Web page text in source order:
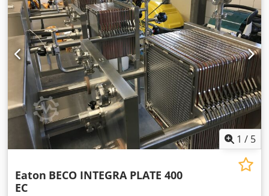
1 / 5
Eaton BECO INTEGRA PLATE 400
EC